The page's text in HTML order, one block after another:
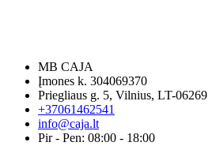
MB CAJA
Įmones k. 304069370
Priegliaus g. 5, Vilnius, LT-06269
+37061462541
info@caja.lt
Pir - Pen: 08:00 - 18:00